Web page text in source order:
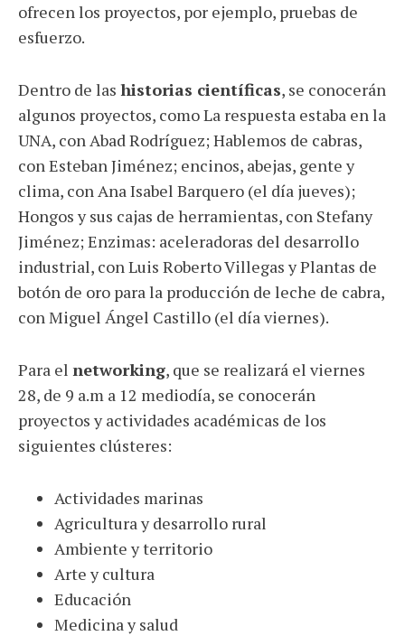
ofrecen los proyectos, por ejemplo, pruebas de
esfuerzo.
Dentro de las historias científicas, se conocerán
algunos proyectos, como La respuesta estaba en la
UNA, con Abad Rodríguez; Hablemos de cabras,
con Esteban Jiménez; encinos, abejas, gente y
clima, con Ana Isabel Barquero (el día jueves);
Hongos y sus cajas de herramientas, con Stefany
Jiménez; Enzimas: aceleradoras del desarrollo
industrial, con Luis Roberto Villegas y Plantas de
botón de oro para la producción de leche de cabra,
con Miguel Ángel Castillo (el día viernes).
Para el networking, que se realizará el viernes
28, de 9 a.m a 12 mediodía, se conocerán
proyectos y actividades académicas de los
siguientes clústeres:
Actividades marinas
Agricultura y desarrollo rural
Ambiente y territorio
Arte y cultura
Educación
Medicina y salud